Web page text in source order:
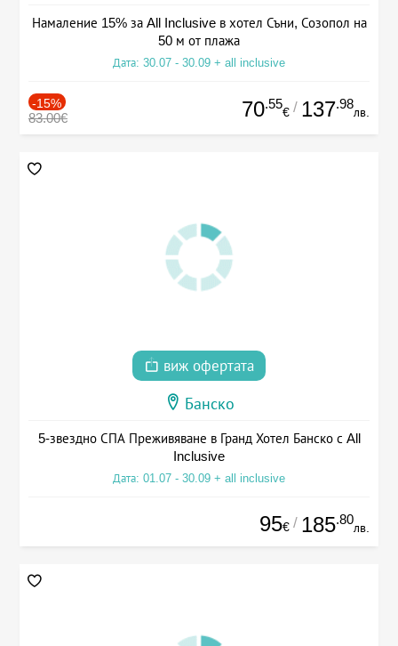
Намаление 15% за All Inclusive в хотел Съни, Созопол на
50 м от плажа
Дата: 30.07 - 30.09 + all inclusive
-15%
83.00€ 70.55
€ / 137.98
лв.
виж офертата
Банско
5-звездно СПА Преживяване в Гранд Хотел Банско с All
Inclusive
Дата: 01.07 - 30.09 + all inclusive
95€ / 185.80
лв.